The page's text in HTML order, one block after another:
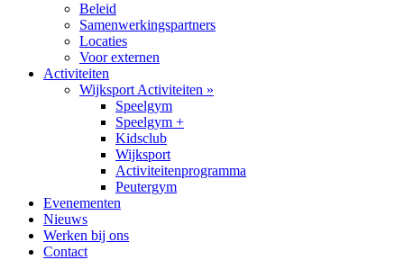
Beleid
Samenwerkingspartners
Locaties
Voor externen
Activiteiten
Wijksport Activiteiten »
Speelgym
Speelgym +
Kidsclub
Wijksport
Activiteitenprogramma
Peutergym
Evenementen
Nieuws
Werken bij ons
Contact